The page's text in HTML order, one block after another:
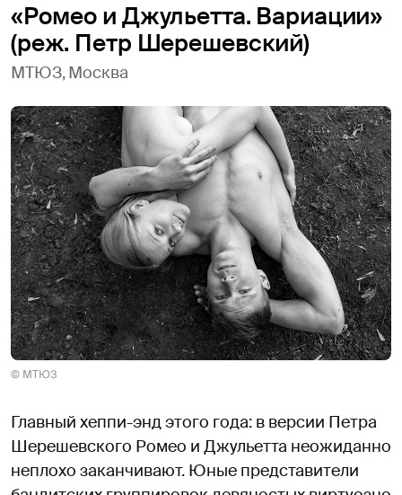
«Ромео и Джульетта. Вариации»
(реж. Петр Шерешевский)
МТЮЗ, Москва
© МТЮЗ
Главный хеппи-энд этого года: в версии Петра
Шерешевского Ромео и Джульетта неожиданно
неплохо заканчивают. Юные представители